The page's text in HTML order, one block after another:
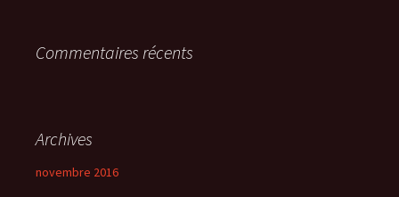
:Commentaires récents
Archives
novembre 2016